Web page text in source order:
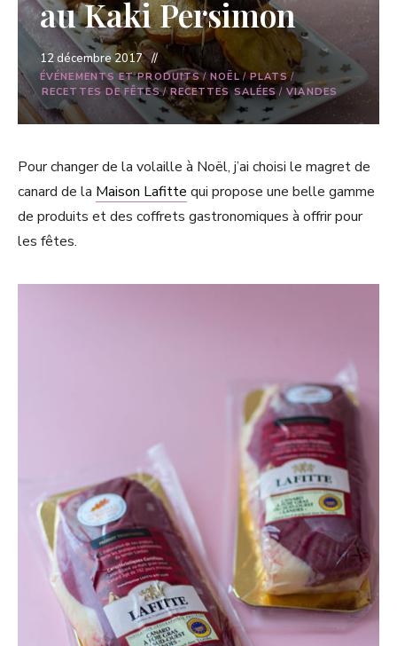
au Kaki Persimon
12 décembre 2017
ÉVÉNEMENTS ET PRODUITS/NOËL/PLATS/
RECETTES DE FÊTES/RECETTES SALÉES / VIANDES
Pour changer de la volaille à Noël, j’ai choisi le magret de
canard de la Maison Lafitte qui propose une belle gamme
de produits et des coffrets gastronomiques à offrir pour
les fêtes.